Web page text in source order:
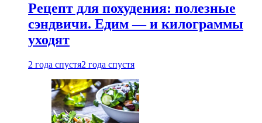
Рецепт для похудения: полезные
сэндвичи. Едим — и килограммы
уходят
2 года спустя2 года спустя